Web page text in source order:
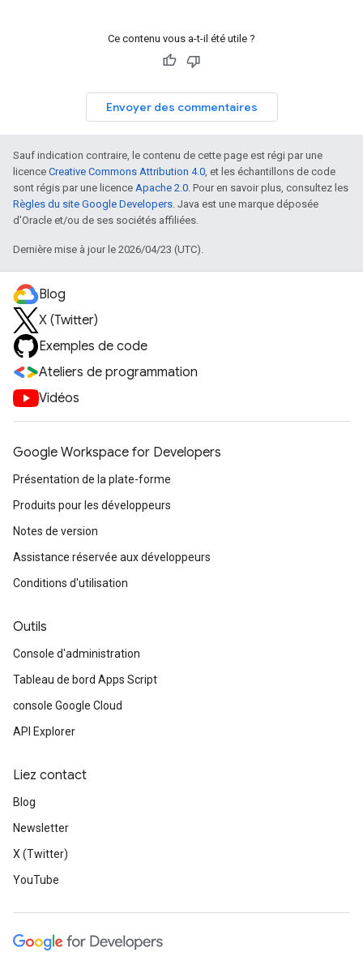
Ce contenu vous a-t-il été utile ?
Envoyer des commentaires
Sauf indication contraire, le contenu de cette page est régi par une
licence Creative Commons Attribution 4.0, et les échantillons de code
sont régis par une licence Apache 2.0. Pour en savoir plus, consultez les
Règles du site Google Developers. Java est une marque déposée
d'Oracle et/ou de ses sociétés affiliées.
Dernière mise à jour le 2026/04/23 (UTC).
Blog
X (Twitter)
Exemples de code
Ateliers de programmation
Vidéos
Google Workspace for Developers
Présentation de la plate-forme
Produits pour les développeurs
Notes de version
Assistance réservée aux développeurs
Conditions d'utilisation
Outils
Console d'administration
Tableau de bord Apps Script
console Google Cloud
API Explorer
Liez contact
Blog
Newsletter
X (Twitter)
YouTube